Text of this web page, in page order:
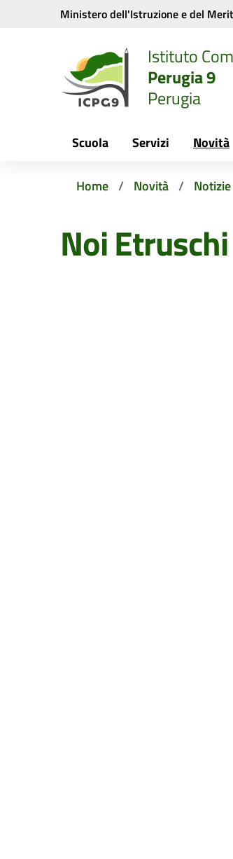
Vai ai contenuti
Vai al menu di navigazione
Ministero dell'Istruzione e del
Istituto
Perugia 9
Perugia
Scuola Servizi Novità
Home Novità Notizie
Noi